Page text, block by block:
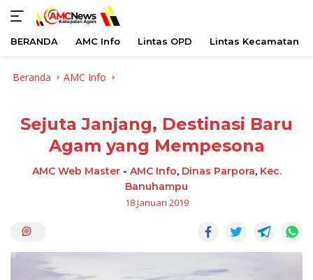
BERANDA AMC Info Lintas OPD Lintas Kecamatan
Beranda AMC Info
Sejuta Janjang, Destinasi Baru
Agam yang Mempesona
AMC Web Master- AMC Info, Dinas Parpora, Kec.
Banuhampu
18 Januari 2019